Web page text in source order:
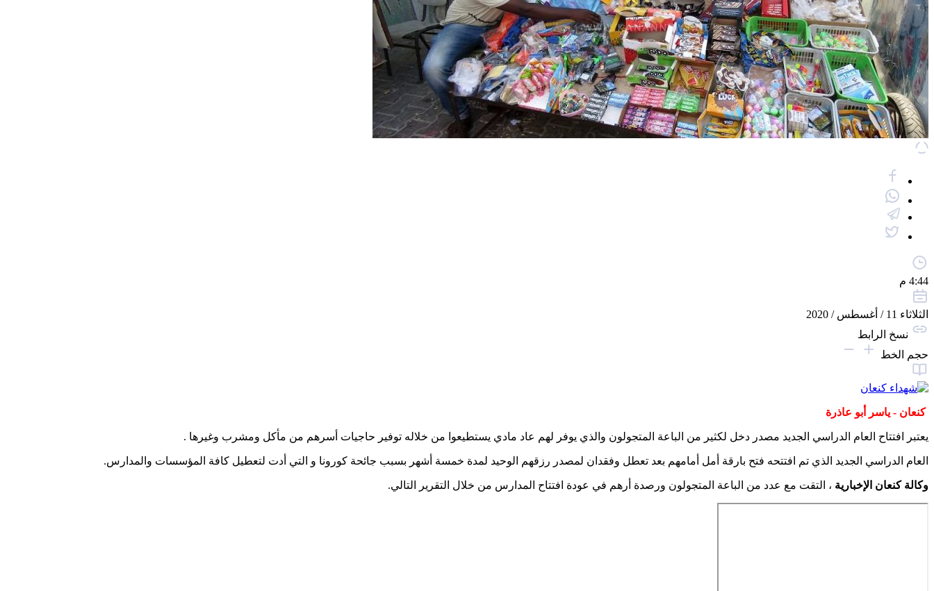
4:44 م
الثلاثاء 11 / أغسطس / 2020
نسخ الرابط
حجم الخط
كنعان - ياسر أبو عاذرة
يعتبر افتتاح العام الدراسي الجديد مصدر دخل لكثير من الباعة المتجولون والذي يوفر لهم عاد مادي يستطيعوا من خلاله توفير حاجيات أسرهم من مأكل ومشرب وغيرها .
العام الدراسي الجديد الذي تم افتتحه فتح بارقة أمل أمامهم بعد تعطل وفقدان لمصدر رزقهم الوحيد لمدة خمسة أشهر بسبب جائحة كورونا و التي أدت لتعطيل كافة المؤسسات والمدارس.
وكالة كنعان الإخبارية ، التقت مع عدد من الباعة المتجولون ورصدة أرهم في عودة افتتاح المدارس من خلال التقرير التالي.